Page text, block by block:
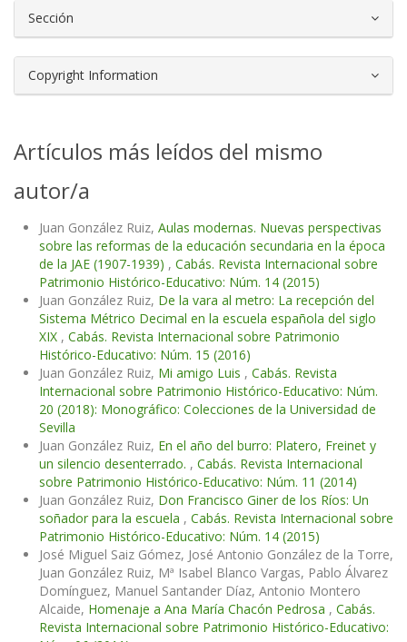
Sección
Copyright Information
Artículos más leídos del mismo
autor/a
Juan González Ruiz, Aulas modernas. Nuevas perspectivas
sobre las reformas de la educación secundaria en la época
de la JAE (1907-1939) , Cabás. Revista Internacional sobre
Patrimonio Histórico-Educativo: Núm. 14 (2015)
Juan González Ruiz, De la vara al metro: La recepción del
Sistema Métrico Decimal en la escuela española del siglo
XIX , Cabás. Revista Internacional sobre Patrimonio
Histórico-Educativo: Núm. 15 (2016)
Juan González Ruiz, Mi amigo Luis , Cabás. Revista
Internacional sobre Patrimonio Histórico-Educativo: Núm.
20 (2018): Monográfico: Colecciones de la Universidad de
Sevilla
Juan González Ruiz, En el año del burro: Platero, Freinet y
un silencio desenterrado. , Cabás. Revista Internacional
sobre Patrimonio Histórico-Educativo: Núm. 11 (2014)
Juan González Ruiz, Don Francisco Giner de los Ríos: Un
soñador para la escuela , Cabás. Revista Internacional sobre
Patrimonio Histórico-Educativo: Núm. 14 (2015)
José Miguel Saiz Gómez, José Antonio González de la Torre,
Juan González Ruiz, Mª Isabel Blanco Vargas, Pablo Álvarez
Domínguez, Manuel Santander Díaz, Antonio Montero
Alcaide, Homenaje a Ana María Chacón Pedrosa , Cabás.
Revista Internacional sobre Patrimonio Histórico-Educativo: